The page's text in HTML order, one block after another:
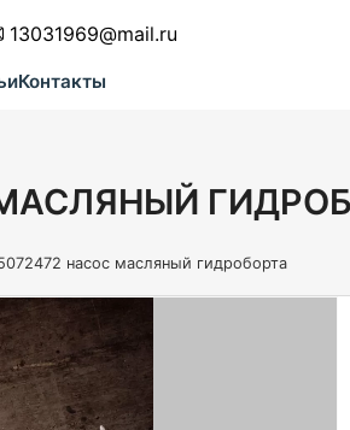
13031969@mail.ru
Контакты
насос масляный гидроборта